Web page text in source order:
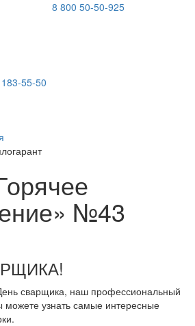
8 800 50-50-925
55-50
№43
сварщика, наш профессиональный
можете узнать самые интересные